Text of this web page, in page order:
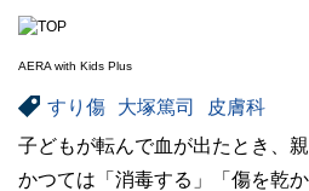
AERA with Kids Plus
すり傷 大塚篤司
皮膚科
子どもが転んで血が出たとき、
かつては「消毒する」「傷を乾